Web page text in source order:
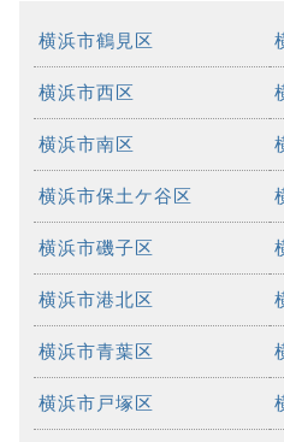
横浜市鶴見区
横浜市西区
横浜市南区
横浜市保土ケ谷区
横浜市磯子区
横浜市港北区
横浜市青葉区
横浜市戸塚区